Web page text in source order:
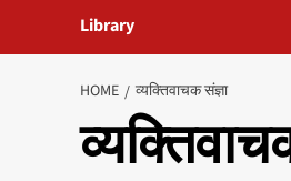
Library
HOME व्यक्तिवाचक संज्ञा